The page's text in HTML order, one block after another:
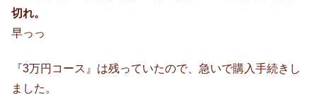
切れ。
早っっ
『3万円コース』は残っていたので、急いで購入手続きし
ました。